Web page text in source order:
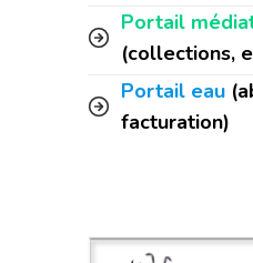
Portail
(collections,
Portail eau
facturation)